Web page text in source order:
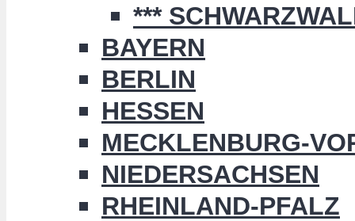
***
BAYERN
BERLIN
HESSEN
MECKLENBURG-
NIEDERSACHSEN
RHEINLAND-PFALZ